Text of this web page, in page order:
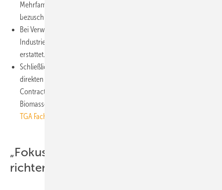
Mehrfamilienhäusern oder in neuen Gewerbegebäuden
bezuschusst werden.
Bei Verwendung solarer Prozesswärme in Gewerbe und
Industrie werden bis zu 50% der Nettoinvestitionskosten
erstattet.
Schließlich erhalten Stadtwerke und Energiedienstleister einen
direkten Zuschuss, wenn sie Kunden im Rahmen eines
Contractingmodells mit Wärme aus solarthermischen Anlagen,
Biomasseanlagen oder Wärmepumpen versorgen (
TGA Fachplaner: MAP für Öko-Contracting nutzen
„Fokus auch auf den Wärmemarkt
richten“